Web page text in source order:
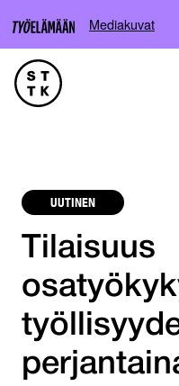
Mediakuvat
UUTINEN
Tilaisuus